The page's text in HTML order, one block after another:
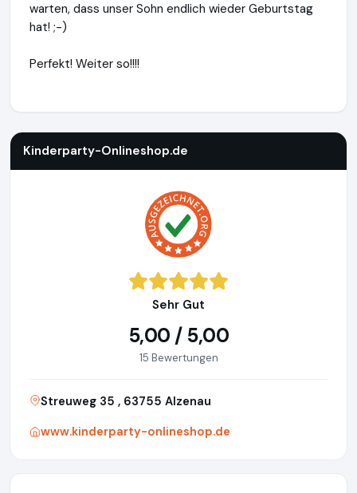
warten, dass unser Sohn endlich wieder Geburtstag
hat! ;-)
Perfekt! Weiter so!!!!
Kinderparty-Onlineshop.de
Sehr Gut
5,00 / 5,00
15 Bewertungen
Streuweg 35 , 63755 Alzenau
www.kinderparty-onlineshop.de